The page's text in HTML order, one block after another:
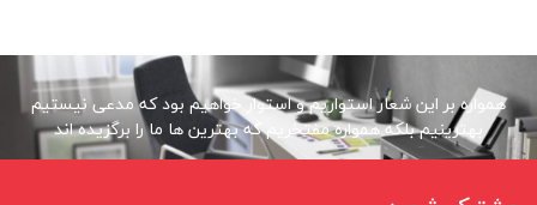
همواره بر این شعار استواریم و استوار خواهیم بود که مدعی نیستیم
بهترینیم بلکه همواره مفتخریم که بهترین ها ما را برگزیده اند